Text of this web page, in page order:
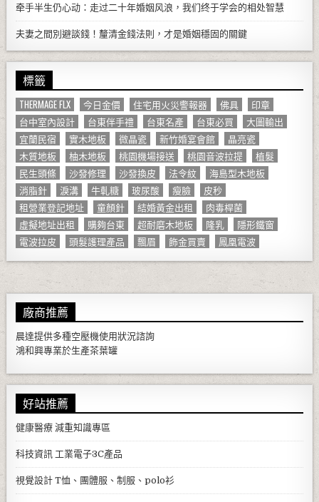
牵手半生仍心动：走过二十年婚姻风浪，我们终于学会的相处智慧
夫妻之間別避談錢！釐清金錢法則，才是婚姻穩固的關鍵
標籤
THERMAGE FLX 今日金價 住宅用火災警報器 佛具
印章
台中室內設計
台東伴手禮 台東名產 台東必買
大圖輸出
宜蘭民宿
實木地板 微晶瓷 新竹婚宴會館
晶亮瓷
木質地板
柚木地板 桃園機場接送 桃園音波拉提
植髮
民生頭條
沙發修理 沙發換皮 法令紋
海島型木地板
消脂針
淚溝 牛軋糖 玻尿酸 瘦臉
皮秒
租營業登記地址
童顏針 結婚黃金出租
肉毒桿菌
虛擬地址出租
購夠台東 超耐磨木地板 隆乳
隱形鐵窗
電波拉皮
頭髮護理產品 飄眉 飾金買賣 鳳凰電波
廠商推薦
晨達提供多種空壓機使用狀況諮詢
鴻和興專業於生產茶葉罐
好站推薦
健康醫療 減重知識專區
科技資訊 工業電子3C產品
視覺設計 T恤、團體服、制服、polo衫